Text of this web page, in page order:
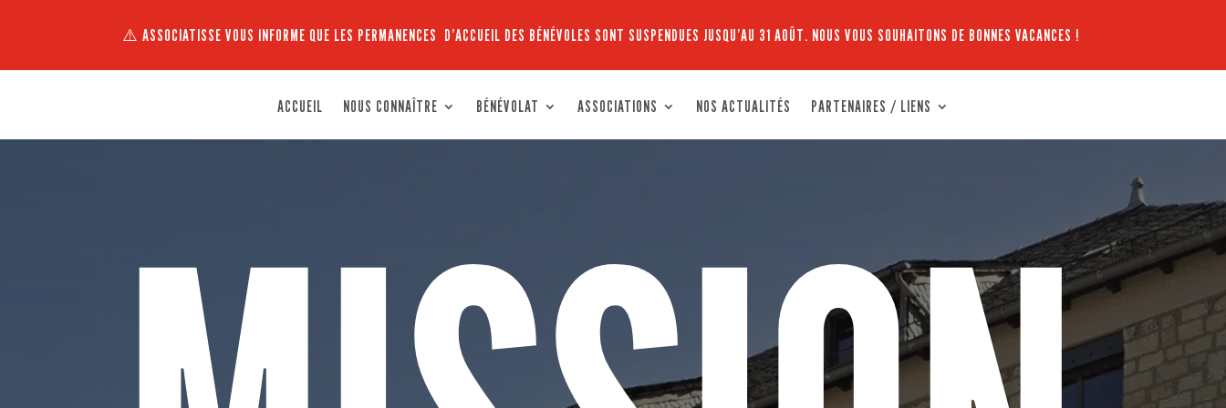
⚠️ ASSOCIATISSE VOUS INFORME QUE LES PERMANENCES D’ACCUEIL DES BÉNÉVOLES SONT SUSPENDUES JUSQU’AU 31 AOÛT. NOUS VOUS SOUHAITONS DE BONNES VACANCES !
ACCUEIL NOUS CONNAÎTRE BÉNÉVOLAT ASSOCIATIONS NOS ACTUALITÉS PARTENAIRES / LIENS